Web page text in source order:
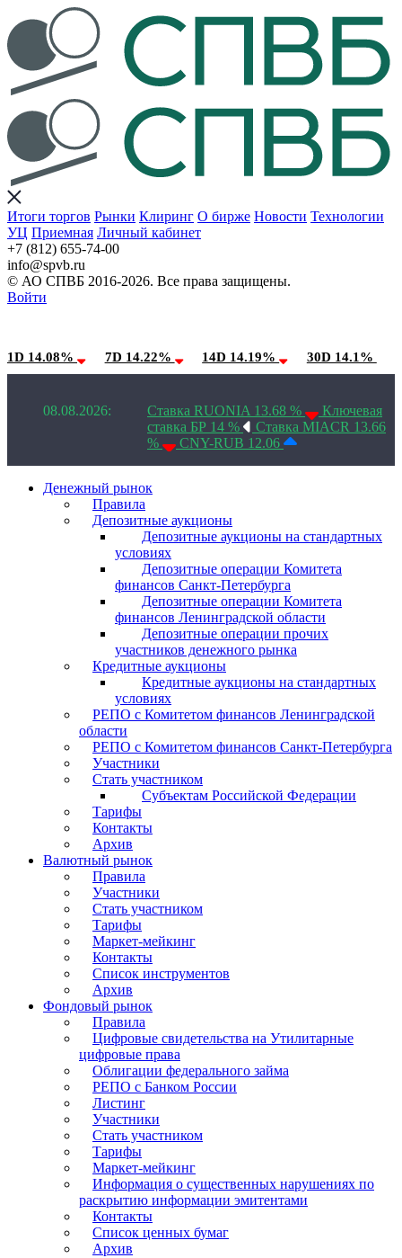
Итоги торгов Рынки Клиринг О бирже Новости Технологии
УЦ Приемная Личный кабинет
+7 (812) 655-74-00
info@spvb.ru
© АО СПВБ 2016-2026. Все права защищены.
Войти
1D 14.08% 7D 14.22% 14D 14.19% 30D 14.1%
08.08.2026: Ставка RUONIA 13.68 %
Ключевая
ставка БР 14 %
Ставка MIACR 13.66
%
CNY-RUB 12.06
Денежный рынок
Правила
Депозитные аукционы
Депозитные аукционы на стандартных
условиях
Депозитные операции Комитета
финансов Санкт-Петербурга
Депозитные операции Комитета
финансов Ленинградской области
Депозитные операции прочих
участников денежного рынка
Кредитные аукционы
Кредитные аукционы на стандартных
условиях
РЕПО с Комитетом финансов Ленинградской
области
РЕПО с Комитетом финансов Санкт-Петербурга
Участники
Стать участником
Субъектам Российской Федерации
Тарифы
Контакты
Архив
Валютный рынок
Правила
Участники
Стать участником
Тарифы
Маркет-мейкинг
Контакты
Список инструментов
Архив
Фондовый рынок
Правила
Цифровые свидетельства на Утилитарные
цифровые права
Облигации федерального займа
РЕПО с Банком России
Листинг
Участники
Стать участником
Тарифы
Маркет-мейкинг
Информация о существенных нарушениях по
раскрытию информации эмитентами
Контакты
Список ценных бумаг
Архив